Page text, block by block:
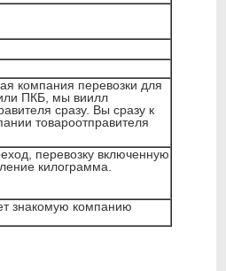
компания перевозки для
ПКБ, мы виилл
сразу. Вы сразу к
товароотправителя
перевозку включенную
килограмма.
знакомую компанию